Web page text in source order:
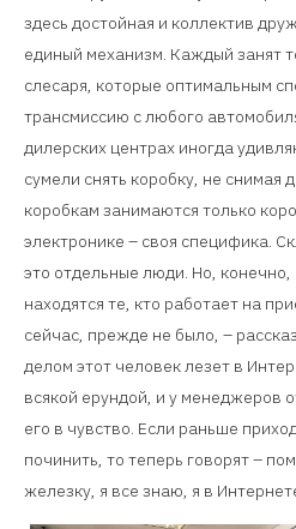
здесь достойная и коллектив
единый механизм. Каждый занят
слесаря, которые оптимальным
трансмиссию с любого
дилерских центрах иногда
сумели снять коробку, не снимая
коробкам занимаются только
электронике – своя специфика.
это отдельные люди. Но,
находятся те, кто работает на
сейчас, прежде не было, –
делом этот человек лезет в
всякой ерундой, и у менеджеров
его в чувство. Если раньше
починить, то теперь говорят –
железку, я все знаю, я в